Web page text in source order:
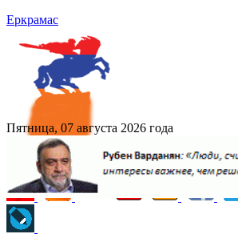
Еркрамас
Пятница, 07 августа 2026 года